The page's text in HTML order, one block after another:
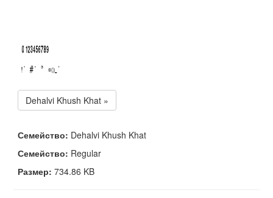
Dehalvi Khush Khat »
Семейство: Dehalvi Khush Khat
Семейство: Regular
Размер: 734.86 KB